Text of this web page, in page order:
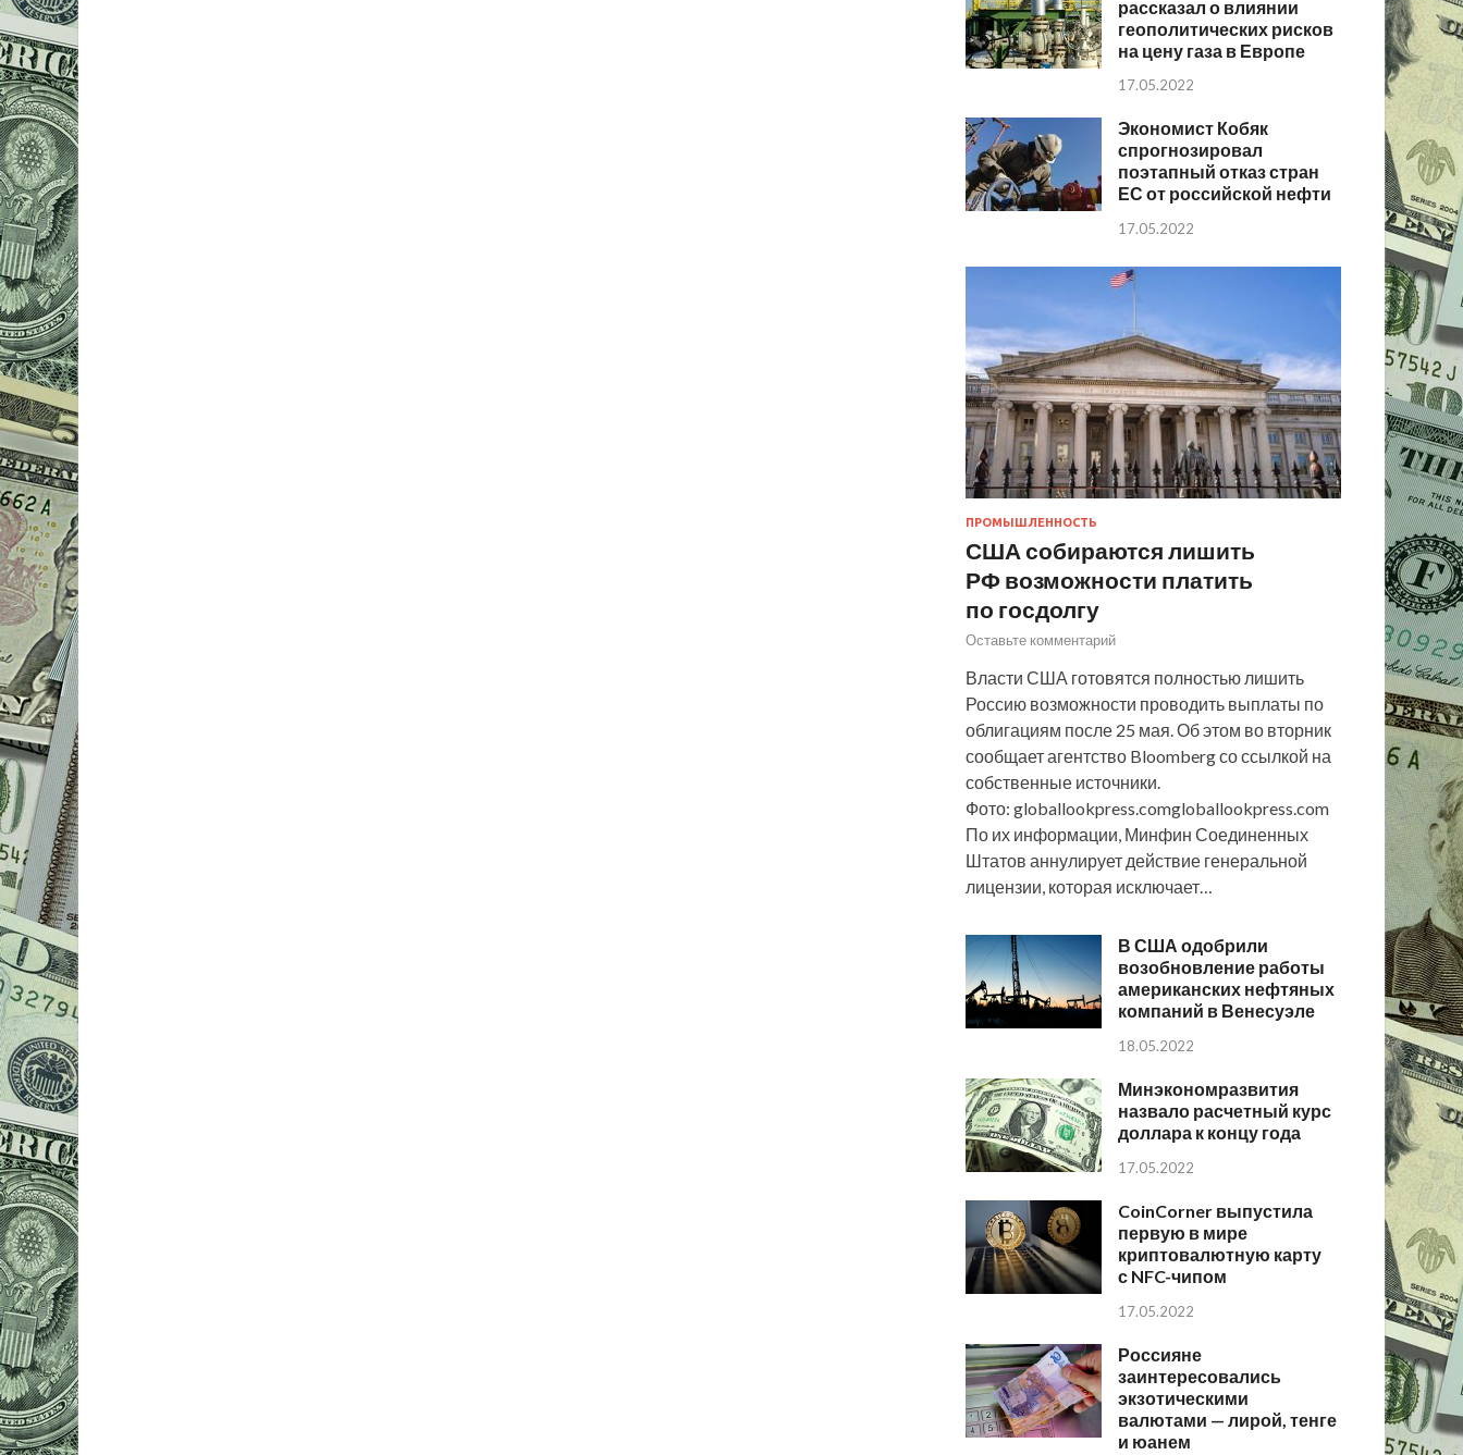
рассказал о влиянии
геополитических рисков
на цену газа в Европе
17.05.2022
Экономист Кобяк
спрогнозировал
поэтапный отказ стран
ЕС от российской нефти
17.05.2022
ПРОМЫШЛЕННОСТЬ
США собираются лишить
РФ возможности платить
по госдолгу
Оставьте комментарий
Власти США готовятся полностью лишить
Россию возможности проводить выплаты по
облигациям после 25 мая. Об этом во вторник
сообщает агентство Bloomberg со ссылкой на
собственные источники.
Фото: globallookpress.comgloballookpress.com
По их информации, Минфин Соединенных
Штатов аннулирует действие генеральной
лицензии, которая исключает…
В США одобрили
возобновление работы
американских нефтяных
компаний в Венесуэле
18.05.2022
Минэкономразвития
назвало расчетный курс
доллара к концу года
17.05.2022
CoinCorner выпустила
первую в мире
криптовалютную карту
с NFC-чипом
17.05.2022
Россияне
заинтересовались
экзотическими
валютами — лирой, тенге
и юанем